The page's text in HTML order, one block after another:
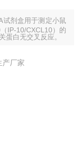
试剂盒用于测定小鼠
IP-10/CXCL10）的
蛋白无交叉反应。
产厂家